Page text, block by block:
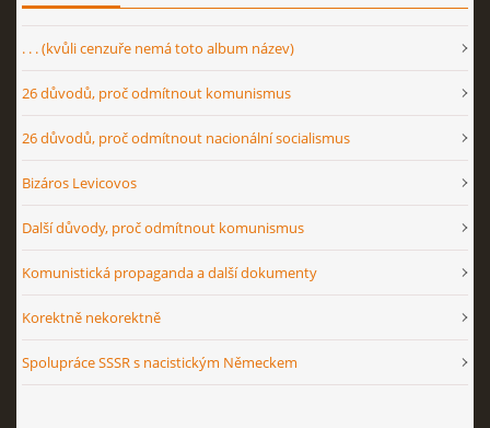
. . . (kvůli cenzuře nemá toto album název)
26 důvodů, proč odmítnout komunismus
26 důvodů, proč odmítnout nacionální socialismus
Bizáros Levicovos
Další důvody, proč odmítnout komunismus
Komunistická propaganda a další dokumenty
Korektně nekorektně
Spolupráce SSSR s nacistickým Německem